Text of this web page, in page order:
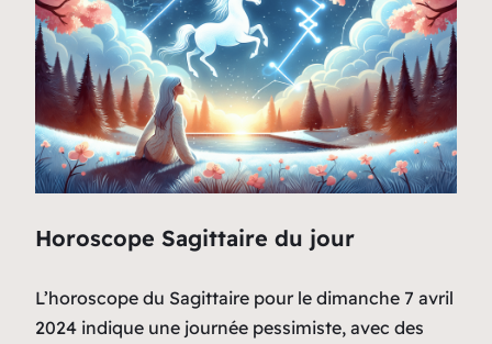
Horoscope Sagittaire du jour
L’horoscope du Sagittaire pour le dimanche 7 avril
2024 indique une journée pessimiste, avec des